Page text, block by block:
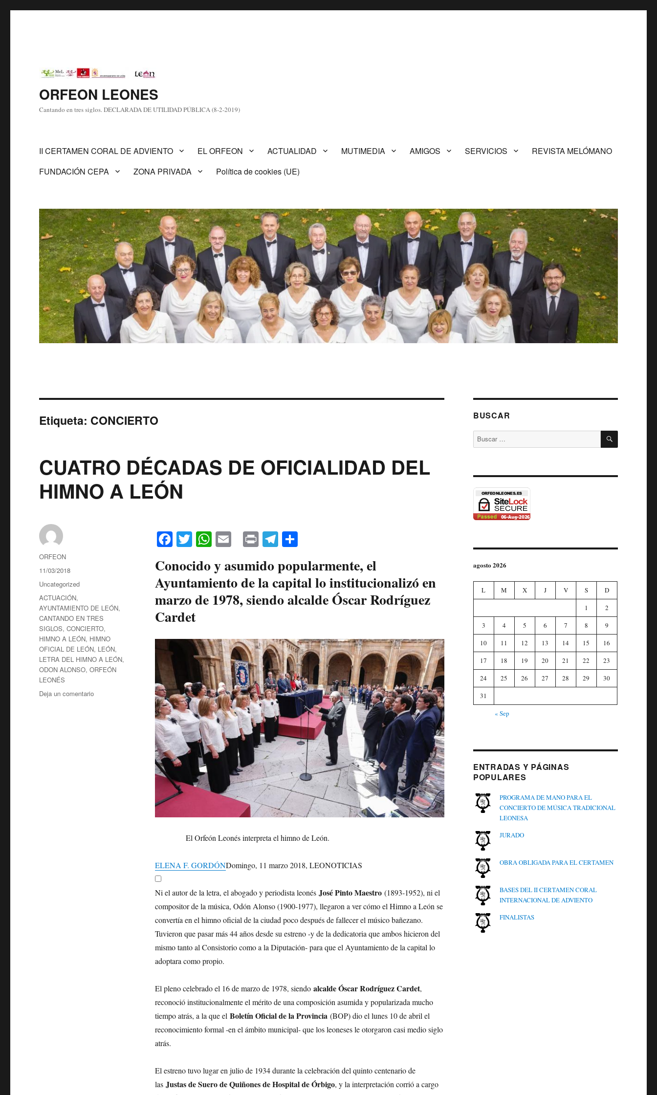
ORFEON LEONES
Cantando en tres siglos. DECLARADA DE UTILIDAD PÚBLICA (8-2-2019)
II CERTAMEN CORAL DE ADVIENTO EL ORFEON ACTUALIDAD MUTIMEDIA AMIGOS SERVICIOS
REVISTA MELÓMANO
FUNDACIÓN CEPA
ZONA PRIVADA Política de cookies (UE)
Etiqueta: CONCIERTO
CUATRO DÉCADAS DE OFICIALIDAD DEL
HIMNO A LEÓN
Fa
bo
ok
T
tte
r
W
ts
A
pp
E
ail
Pr
t
Te
gr
a
m
C
m
pa
rti
Conocido y asumido popularmente, el
Ayuntamiento de la capital lo institucionalizó en
marzo de 1978, siendo alcalde Óscar Rodríguez
Cardet
El Orfeón Leonés interpreta el himno de León.
ELENA F. GORDÓNDomingo, 11 marzo 2018, LEONOTICIAS
Ni el autor de la letra, el abogado y periodista leonésJosé Pinto Maestro (1893-1952), ni el
compositor de la música, Odón Alonso (1900-1977), llegaron a ver cómo el Himno a León se
convertía en el himno oficial de la ciudad poco después de fallecer el músico bañezano.
Tuvieron que pasar más 44 años desde su estreno -y de la dedicatoria que ambos hicieron del
mismo tanto al Consistorio como a la Diputación- para que el Ayuntamiento de la capital lo
adoptara como propio.
El pleno celebrado el 16 de marzo de 1978, siendo alcalde Óscar Rodríguez Cardet,
reconoció institucionalmente el mérito de una composición asumida y popularizada mucho
tiempo atrás, a la que el Boletín Oficial de la Provincia(BOP) dio el lunes 10 de abril el
reconocimiento formal -en el ámbito municipal- que los leoneses le otorgaron casi medio siglo
atrás.
El estreno tuvo lugar en julio de 1934 durante la celebración del quinto centenario de
las Justas de Suero de Quiñones de Hospital de Órbigo, y la interpretación corrió a cargo
Autor
ORFEON
Publicado
el
11/03/2018
Categorías
Uncategorized
Etiquetas
ACTUACIÓN,
AYUNTAMIENTO DE LEÓN,
CANTANDO EN TRES
SIGLOS,CONCIERTO,
HIMNO A LEÓN, HIMNO
OFICIAL DE LEÓN, LEÓN,
LETRA DEL HIMNO A LEÓN,
ODON ALONSO,ORFEÓN
LEONÉS
Deja un comentarioen
BUSCAR
Buscar
por:
BUSCAR
agosto 2026
L M X J V S
D
1
2
3
4 5 6 7 8
9
10
11 12 13 14 15
16
17
18 19 20 21 22
23
24
25 26 27 28 29
30
31
« Sep
ENTRADAS Y PÁGINAS
POPULARES
PROGRAMA DE MANO PARA EL
CONCIERTO DE MÚSICA TRADICIONAL
LEONESA
JURADO
OBRA OBLIGADA PARA EL CERTAMEN
BASES DEL II CERTAMEN CORAL
INTERNACIONAL DE ADVIENTO
FINALISTAS